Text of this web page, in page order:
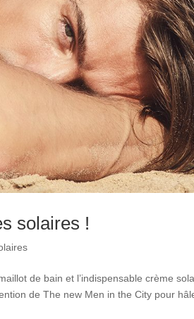
solaires !
de bain et l’indispensable crème
de The new Men in the City pour